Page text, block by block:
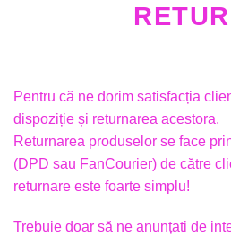
Pentru că ne dorim satisfacția
dispoziție și returnarea acestora.
Returnarea produselor se face
(DPD sau FanCourier) de către
returnare este foarte simplu!
Trebuie doar să ne anunțati de